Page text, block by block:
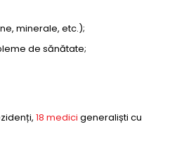
minerale, etc.);
de sănătate;
18 medici generaliști cu